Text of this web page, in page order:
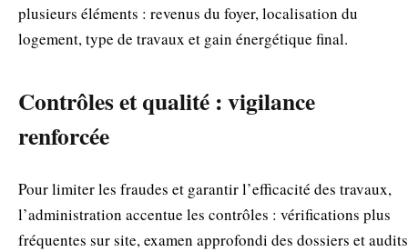
plusieurs éléments : revenus du foyer, localisation du
logement, type de travaux et gain énergétique final.
Contrôles et qualité : vigilance
renforcée
Pour limiter les fraudes et garantir l’efficacité des travaux,
l’administration accentue les contrôles : vérifications plus
fréquentes sur site, examen approfondi des dossiers et audits